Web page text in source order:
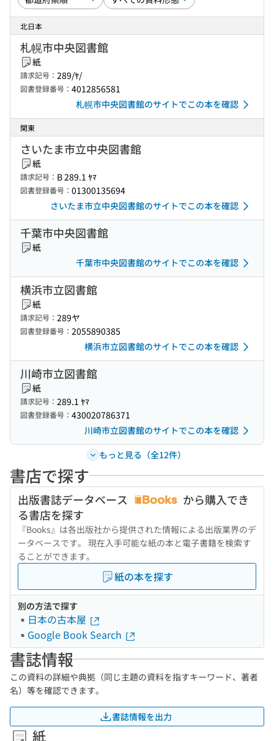
北日本
札幌市中央図書館
紙
請求記号： 289/ﾔ/
図書登録番号： 4012856581
札幌市中央図書館のサイトでこの本を確認
関東
さいたま市立中央図書館
紙
請求記号： B 289.1 ﾔﾏ
図書登録番号： 01300135694
さいたま市立中央図書館のサイトでこの本を確認
千葉市中央図書館
紙
千葉市中央図書館のサイトでこの本を確認
横浜市立図書館
紙
請求記号： 289ヤ
図書登録番号： 2055890385
横浜市立図書館のサイトでこの本を確認
川崎市立図書館
紙
請求記号： 289.1 ﾔﾏ
図書登録番号： 430020786371
川崎市立図書館のサイトでこの本を確認
もっと見る（全12件）
書店で探す
出版書誌データベース
から購入でき
る書店を探す
『Books』は各出版社から提供された情報による出版業界のデ
ータベースです。 現在入手可能な紙の本と電子書籍を検索す
ることができます。
紙の本を探す
別の方法で探す
日本の古本屋
Google Book Search
書誌情報
この資料の詳細や典拠（同じ主題の資料を指すキーワード、著者
名）等を確認できます。
書誌情報を出力
紙